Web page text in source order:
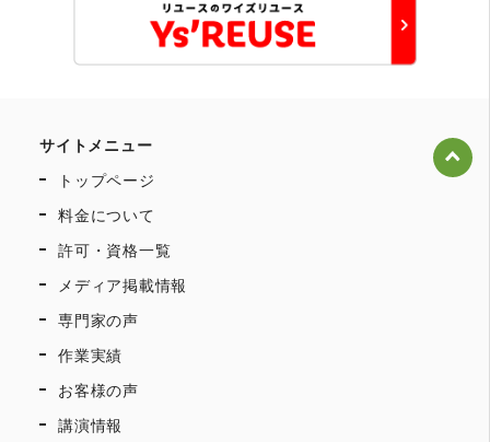
サイトメニュー
トップページ
料金について
許可・資格一覧
メディア掲載情報
専門家の声
作業実績
お客様の声
講演情報